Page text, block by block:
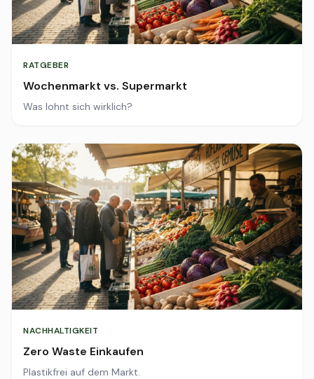
RATGEBER
Wochenmarkt vs. Supermarkt
Was lohnt sich wirklich?
NACHHALTIGKEIT
Zero Waste Einkaufen
Plastikfrei auf dem Markt.